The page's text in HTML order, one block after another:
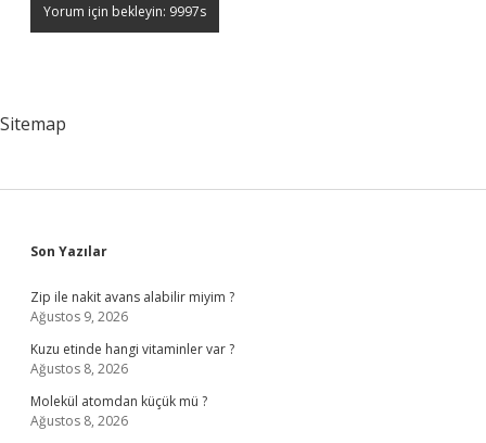
Sitemap
Sidebar
Son Yazılar
Zip ile nakit avans alabilir miyim ?
Ağustos 9, 2026
Kuzu etinde hangi vitaminler var ?
Ağustos 8, 2026
Molekül atomdan küçük mü ?
Ağustos 8, 2026